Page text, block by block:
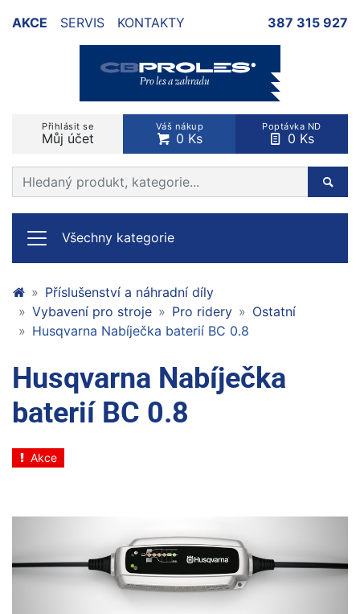
AKCE SERVIS KONTAKTY 387 315 927
Přihlásit se
Můj účet
Váš nákup
0 Ks
Poptávka ND
0 Ks
Prohledat web
Všechny kategorie
Příslušenství a náhradní díly
Vybavení pro stroje
Pro ridery
Ostatní
Husqvarna Nabíječka baterií BC 0.8
Husqvarna Nabíječka
baterií BC 0.8
Akce